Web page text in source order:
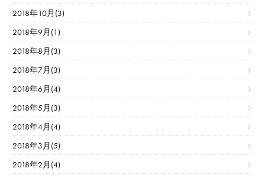
2018年10月(3)
2018年9月(1)
2018年8月(3)
2018年7月(3)
2018年6月(4)
2018年5月(3)
2018年4月(4)
2018年3月(5)
2018年2月(4)